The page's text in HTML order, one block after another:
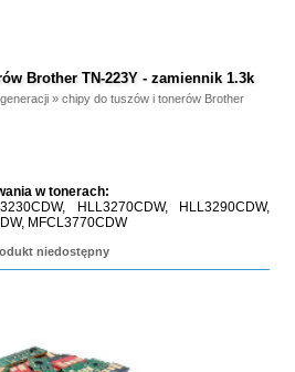
Brother TN-223Y - zamiennik 1.3k
»chipy do tuszów i tonerów Brother
w tonerach:
HLL3270CDW, HLL3290CDW,
MFCL3770CDW
niedostępny